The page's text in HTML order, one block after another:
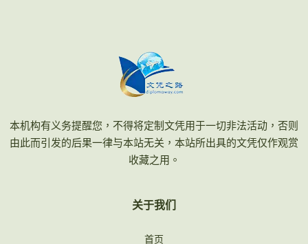
本机构有义务提醒您，不得将定制文凭用于一切非法活动，否则
由此而引发的后果一律与本站无关，本站所出具的文凭仅作观赏
收藏之用。
关于我们
首页